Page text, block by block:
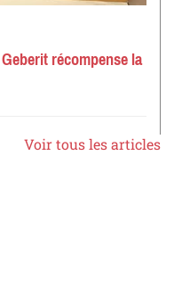
récompense la
Voir tous les articles